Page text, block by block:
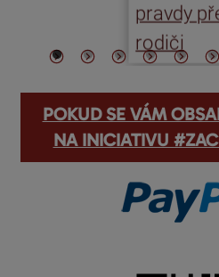
pravdy
rodiči
POKUD SE VÁM
NA INICIATIVU
(odkaz je externí)